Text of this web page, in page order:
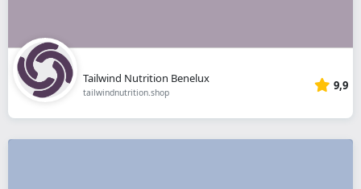
Tailwind Nutrition Benelux
tailwindnutrition.shop 9,9